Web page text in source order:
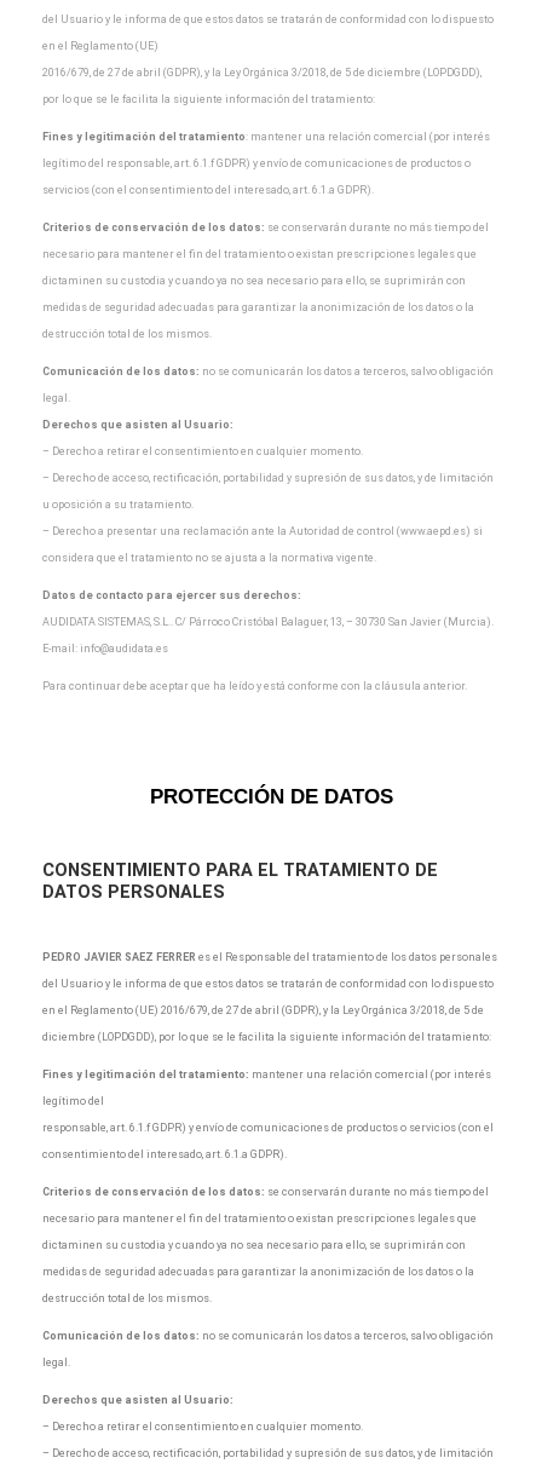
del Usuario y le informa de que estos datos se tratarán de conformidad con lo dispuesto
en el Reglamento (UE)
2016/679, de 27 de abril (GDPR), y la Ley Orgánica 3/2018, de 5 de diciembre (LOPDGDD),
por lo que se le facilita la siguiente información del tratamiento:
Fines y legitimación del tratamiento : mantener una relación comercial (por interés
legítimo del responsable, art. 6.1.f GDPR) y envío de comunicaciones de productos o
servicios (con el consentimiento del interesado, art. 6.1.a GDPR).
Criterios de conservación de los datos: se conservarán durante no más tiempo del
necesario para mantener el fin del tratamiento o existan prescripciones legales que
dictaminen su custodia y cuando ya no sea necesario para ello, se suprimirán con
medidas de seguridad adecuadas para garantizar la anonimización de los datos o la
destrucción total de los mismos.
Comunicación de los datos: no se comunicarán los datos a terceros, salvo obligación
legal.
Derechos que asisten al Usuario:
– Derecho a retirar el consentimiento en cualquier momento.
– Derecho de acceso, rectificación, portabilidad y supresión de sus datos, y de limitación
u oposición a su tratamiento.
– Derecho a presentar una reclamación ante la Autoridad de control (www.aepd.es) si
considera que el tratamiento no se ajusta a la normativa vigente.
Datos de contacto para ejercer sus derechos:
AUDIDATA SISTEMAS, S.L.. C/ Párroco Cristóbal Balaguer, 13, – 30730 San Javier (Murcia).
E-mail: info@audidata.es
Para continuar debe aceptar que ha leído y está conforme con la cláusula anterior.
PROTECCIÓN DE DATOS
CONSENTIMIENTO PARA EL TRATAMIENTO DE
DATOS PERSONALES
PEDRO JAVIER SAEZ FERRER es el Responsable del tratamiento de los datos personales
del Usuario y le informa de que estos datos se tratarán de conformidad con lo dispuesto
en el Reglamento (UE) 2016/679, de 27 de abril (GDPR), y la Ley Orgánica 3/2018, de 5 de
diciembre (LOPDGDD), por lo que se le facilita la siguiente información del tratamiento:
Fines y legitimación del tratamiento: mantener una relación comercial (por interés
legítimo del
responsable, art. 6.1.f GDPR) y envío de comunicaciones de productos o servicios (con el
consentimiento del interesado, art. 6.1.a GDPR).
Criterios de conservación de los datos: se conservarán durante no más tiempo del
necesario para mantener el fin del tratamiento o existan prescripciones legales que
dictaminen su custodia y cuando ya no sea necesario para ello, se suprimirán con
medidas de seguridad adecuadas para garantizar la anonimización de los datos o la
destrucción total de los mismos.
Comunicación de los datos: no se comunicarán los datos a terceros, salvo obligación
legal.
Derechos que asisten al Usuario:
– Derecho a retirar el consentimiento en cualquier momento.
– Derecho de acceso, rectificación, portabilidad y supresión de sus datos, y de limitación